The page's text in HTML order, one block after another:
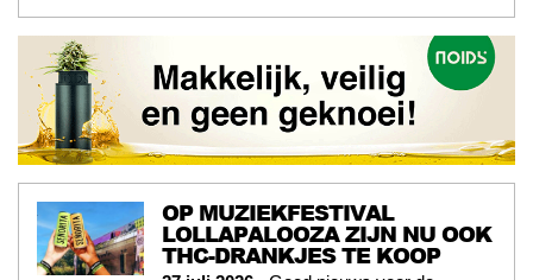
OP MUZIEKFESTIVAL
LOLLAPALOOZA ZIJN NU OOK
THC-DRANKJES TE KOOP